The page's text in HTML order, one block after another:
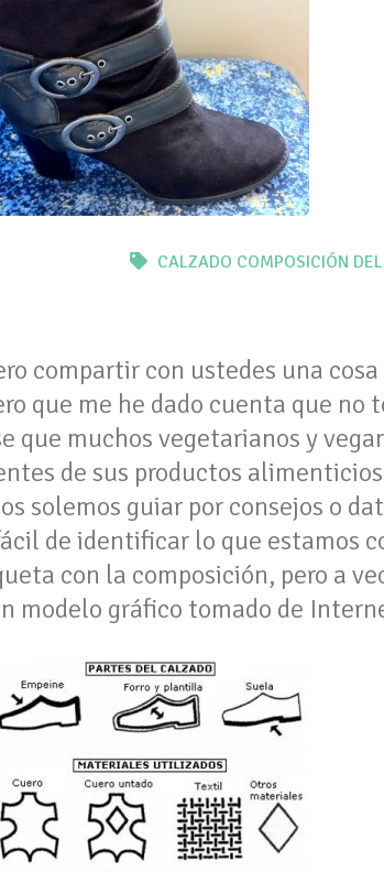
CALZADO COMPOSICIÓN
compartir con ustedes una
que me he dado cuenta que no
que muchos vegetarianos y
de sus productos
solemos guiar por consejos o
de identificar lo que estamos
con la composición, pero a
modelo gráfico tomado de